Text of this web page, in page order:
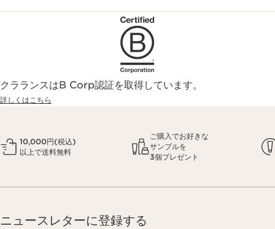
クラランスはB Corp認証を取得しています。
詳しくはこちら
10,000円(税込)
以上で送料無料
ご購入でお好きな
サンプルを
3個プレゼント
ニュースレターに登録する